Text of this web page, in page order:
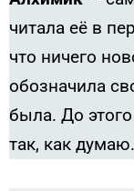
читала её в
что ничего
обозначила
была. До
так, как думаю.